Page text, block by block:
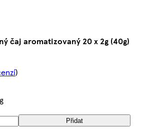
čaj aromatizovaný 20 x 2g (40g)
)
Přidat